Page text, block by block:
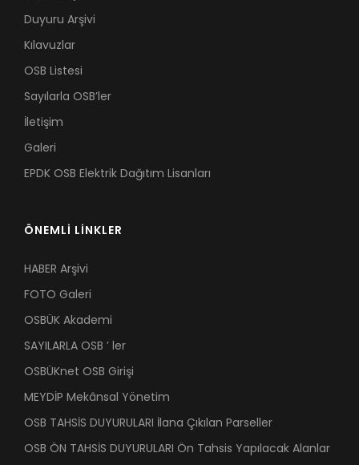
Duyuru Arşivi
Kılavuzlar
OSB Listesi
Sayılarla OSB’ler
İletişim
Galeri
EPDK OSB Elektrik Dağıtım Lisanları
ÖNEMLİ LİNKLER
HABER Arşivi
FOTO Galeri
OSBÜK Akademi
SAYILARLA OSB ’ ler
OSBÜKnet OSB Girişi
MEYDİP Mekânsal Yönetim
OSB TAHSİS DUYURULARI İlana Çıkılan Parseller
OSB ÖN TAHSİS DUYURULARI Ön Tahsis Yapılacak Alanlar